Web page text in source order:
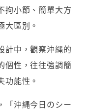
拘小節、簡單大方
大區別。
計中，觀察沖縄的
個性，往往強調簡
功能性。
「沖縄今日のシー